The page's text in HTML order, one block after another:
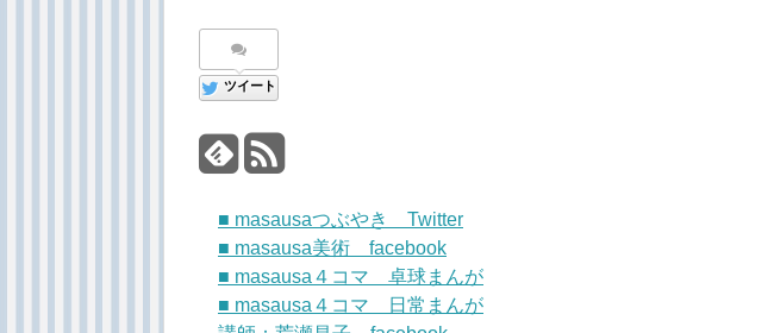
ツイート
■ masausaつぶやき Twitter
■ masausa美術 facebook
■ masausa４コマ 卓球まんが
■ masausa４コマ 日常まんが